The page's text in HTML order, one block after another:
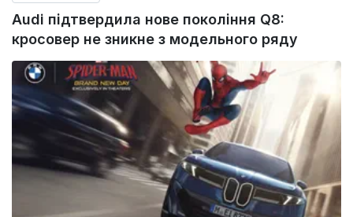
Audi підтвердила нове покоління Q8:
кросовер не зникне з модельного ряду